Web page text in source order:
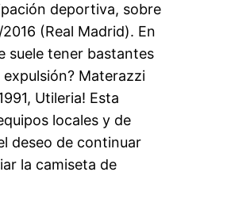
deportiva, sobre
(Real Madrid). En
suele tener bastantes
Materazzi
Utileria! Esta
locales y de
deseo de continuar
la camiseta de